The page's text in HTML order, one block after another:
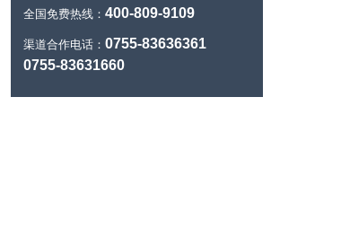
全国免费热线：400-809-9109
渠道合作电话：0755-83636361
0755-83631660